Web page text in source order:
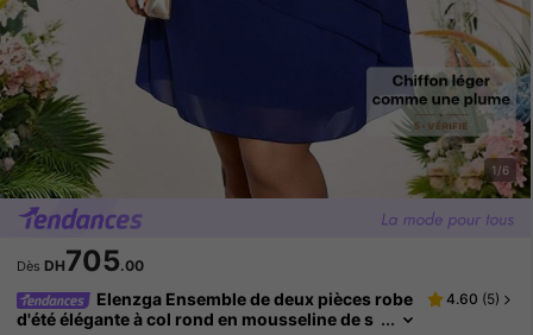
1/6
Dès DH705.00
Elenzga Ensemble de deux pièces robe
d'été élégante à col rond en mousseline de s
4.60 (5)